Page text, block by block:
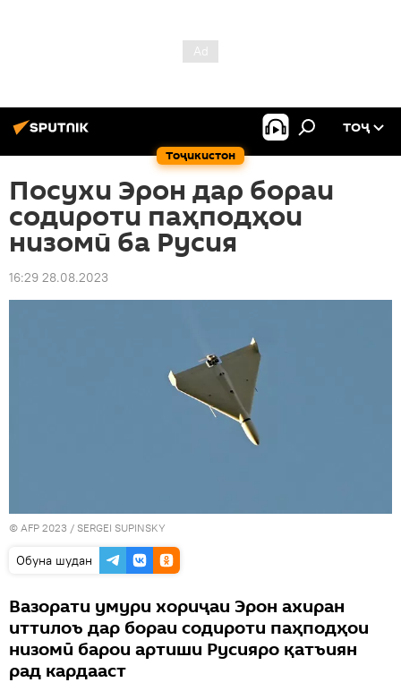
Тоҷикистон
ТОҶ
Посухи Эрон дар бораи
содироти паҳподҳои
низомӣ ба Русия
16:29 28.08.2023
© AFP 2023 / SERGEI SUPINSKY
Обуна шудан
Вазорати умури хориҷаи Эрон ахиран
иттилоъ дар бораи содироти паҳподҳои
низомӣ барои артиши Русияро қатъиян
рад кардааст